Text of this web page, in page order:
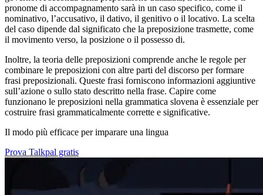
pronome di accompagnamento sarà in un caso specifico, come il
nominativo, l’accusativo, il dativo, il genitivo o il locativo. La scelta
del caso dipende dal significato che la preposizione trasmette, come
il movimento verso, la posizione o il possesso di.
Inoltre, la teoria delle preposizioni comprende anche le regole per
combinare le preposizioni con altre parti del discorso per formare
frasi preposizionali. Queste frasi forniscono informazioni aggiuntive
sull’azione o sullo stato descritto nella frase. Capire come
funzionano le preposizioni nella grammatica slovena è essenziale per
costruire frasi grammaticalmente corrette e significative.
Il modo più efficace per imparare una lingua
Prova Talkpal gratis